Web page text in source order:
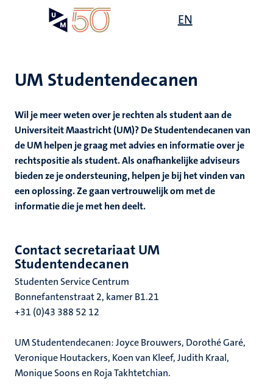
gaan
EN
UM Studentendecanen
Wil je meer weten over je rechten als student aan de
Universiteit Maastricht (UM)? De Studentendecanen van
de UM helpen je graag met advies en informatie over je
rechtspositie als student. Als onafhankelijke adviseurs
bieden ze je ondersteuning, helpen je bij het vinden van
een oplossing. Ze gaan vertrouwelijk om met de
informatie die je met hen deelt.
Contact secretariaat UM
Studentendecanen
Studenten Service Centrum
Bonnefantenstraat 2, kamer B1.21
+31 (0)43 388 52 12
UM Studentendecanen:Joyce Brouwers, Dorothé Garé,
Veronique Houtackers, Koen van Kleef, Judith Kraal,
Monique Soons en Roja Takhtetchian.